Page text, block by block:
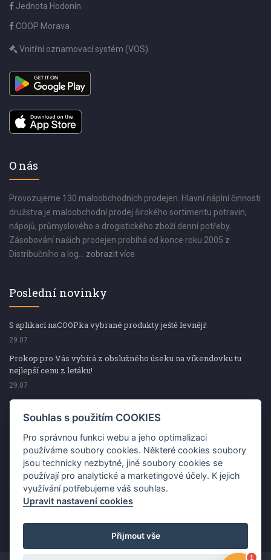
Jednota Hodonín
COOP Morava
Vnitřní oznamovací systém (VOS)
O nás
Provozujeme 130 maloobchodních prodejen. Hlavní náplní činnosti
družstva je maloobchodní prodej širokého sortimentu potravin,
nápojů, průmyslového a drogistického zboží denní potřeby.
Zásobování našich prodejen probíhá od konce roku 2005 z
Distribučního a log... zobrazit více
Poslední novinky
S aplikací naCOOPka vybrané produkty ještě levněji!
29.07
Prokop pro Vás vybírá z obslužného úseku na víkendovku tu
nejlepší cenu z letáku!
29.07
Prokop pro Vás vybírá z obslužného úseku na víkendovku tu
nejlepší cenu z letáku!
Kup špekáčky od Váhaly a vyhraj s naCOOPkou sekerku Fiskars
29.07
Prokop pro Vás vybírá na víkendovku ty nejlepší ceny z letáku!
29.07
Souhlas s použitím COOKIES
Pro správnou funkci webu a jeho optimalizaci
používáme soubory cookies. Některé cookies soubory
jsou technicky nezbytné, jiné soubory cookies se
používají pro analytické a marketingové účely. K jejich
využívání potřebujeme váš souhlas.
Upravit nastavení cookies
Přijmout vše